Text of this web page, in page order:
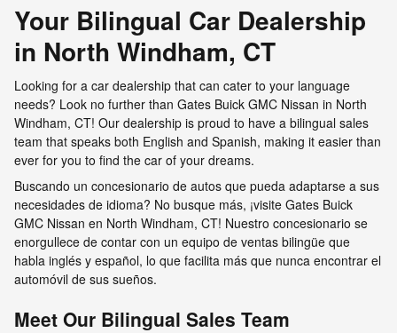
Your Bilingual Car Dealership
in North Windham, CT
Looking for a car dealership that can cater to your language
needs? Look no further than Gates Buick GMC Nissan in North
Windham, CT! Our dealership is proud to have a bilingual sales
team that speaks both English and Spanish, making it easier than
ever for you to find the car of your dreams.
Buscando un concesionario de autos que pueda adaptarse a sus
necesidades de idioma? No busque más, ¡visite Gates Buick
GMC Nissan en North Windham, CT! Nuestro concesionario se
enorgullece de contar con un equipo de ventas bilingüe que
habla inglés y español, lo que facilita más que nunca encontrar el
automóvil de sus sueños.
Meet Our Bilingual Sales Team